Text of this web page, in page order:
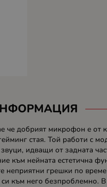
че добрият микрофон е
стая. Той работи с
идващи от задната
към нейната естетична
неприятни грешки по
към него безпроблемно.